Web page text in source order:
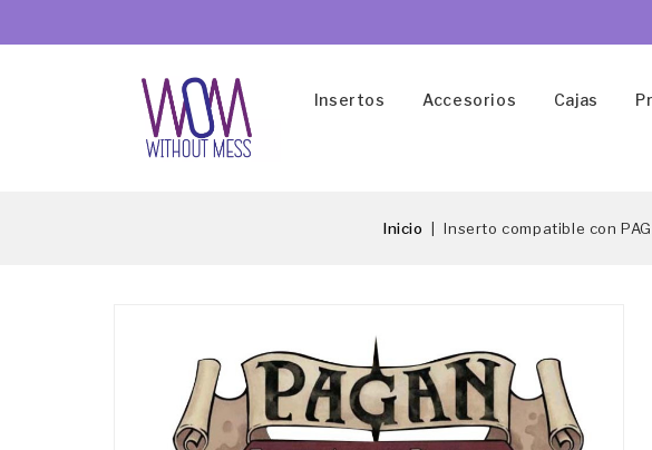
Insertos Accesorios Cajas
Inicio Inserto compatible con